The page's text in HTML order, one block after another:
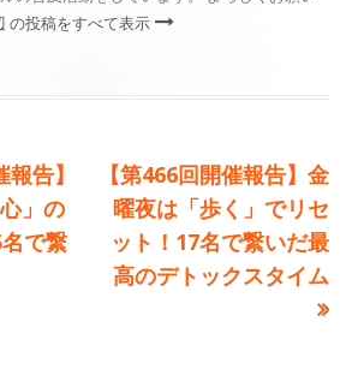
の投稿をすべて表示
報告】
」の
で繋
次
の
記
事:
【第466回開催報告】金
曜夜は「歩く」でリセ
ット！17名で繋いだ最
高のデトックスタイム